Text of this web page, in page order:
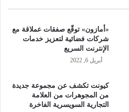
«أمازون» توقّع صفقات عملاقة مع
شركات فضائية لتعزيز خدمات
الإنترنت السريع
أبريل 6, 2022
كيونت تكشف عن مجموعة جديدة
من المجوهرات من العلامة
التجارية السويسرية الفاخرة